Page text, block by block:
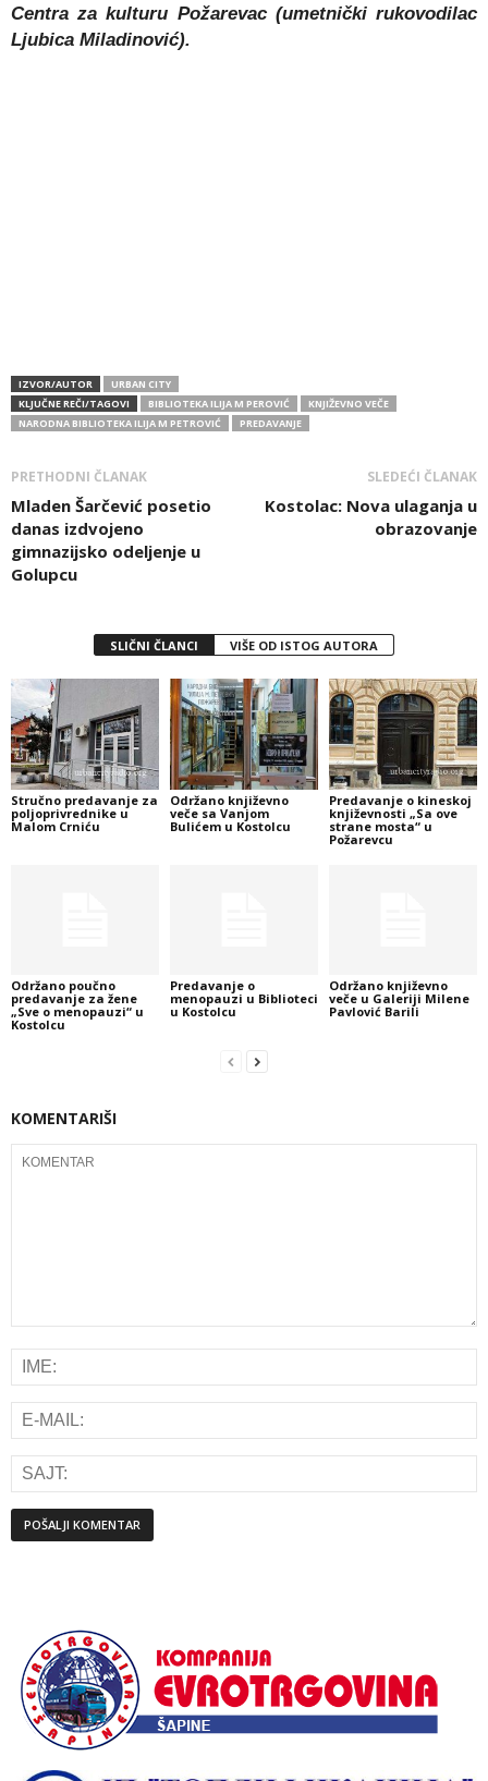
Centra za kulturu Požarevac (umetnički rukovodilac
Ljubica Miladinović).
IZVOR/AUTOR
URBAN CITY
KLJUČNE REČI/TAGOVI
BIBLIOTEKA ILIJA M PEROVIĆ
KNJIŽEVNO VEČE
NARODNA BIBLIOTEKA ILIJA M PETROVIĆ
PREDAVANJE
PRETHODNI ČLANAK
Mladen Šarčević posetio
danas izdvojeno
gimnazijsko odeljenje u
Golupcu
SLEDEĆI ČLANAK
Kostolac: Nova ulaganja u
obrazovanje
SLIČNI ČLANCI VIŠE OD ISTOG AUTORA
Stručno predavanje za
poljoprivrednike u
Malom Crniću
Održano književno
veče sa Vanjom
Bulićem u Kostolcu
Predavanje o kineskoj
književnosti „Sa ove
strane mosta“ u
Požarevcu
Održano poučno
predavanje za žene
„Sve o menopauzi“ u
Kostolcu
Predavanje o
menopauzi u Biblioteci
u Kostolcu
Održano književno
veče u Galeriji Milene
Pavlović Barili
KOMENTARIŠI